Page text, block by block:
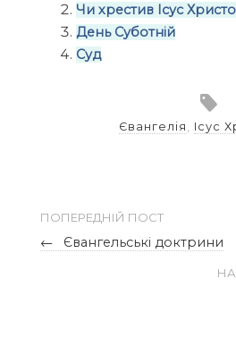
Чи хрестив Ісус
День Суботній
Суд
Євангелія , Ісус
ПОПЕРЕДНІЙ ПОСТ
← Євангельські доктрини